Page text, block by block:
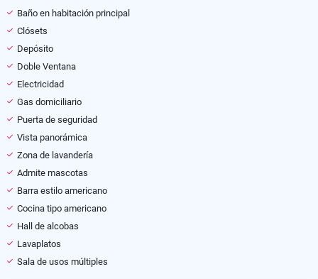
Baño en habitación principal
Clósets
Depósito
Doble Ventana
Electricidad
Gas domiciliario
Puerta de seguridad
Vista panorámica
Zona de lavandería
Admite mascotas
Barra estilo americano
Cocina tipo americano
Hall de alcobas
Lavaplatos
Sala de usos múltiples